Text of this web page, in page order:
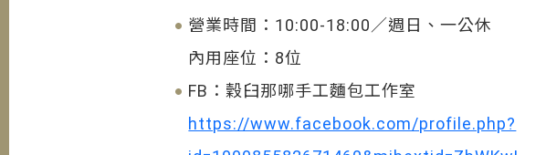
營業時間：10:00-18:00／週日、一公休
內用座位：8位
FB：穀臼那哪手工麵包工作室
https://www.facebook.com/profile.php?